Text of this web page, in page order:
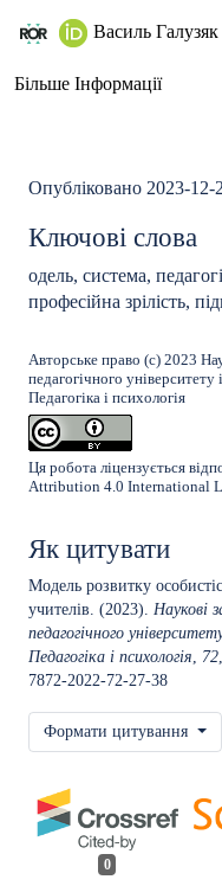
Василь Галузяк
Більше Інформації
Опубліковано 2023-12-
Ключові слова
одель, система,
професійна зрілість,
Авторське право (c) 2023
педагогічного
Педагогіка і психологія
Ця робота ліцензується
Attribution 4.0 International
Як цитувати
Модель розвитку
учителів. (2023). Наукові
педагогічного
Педагогіка і психологія, 72
7872-2022-72-27-38
Формати цитування
0